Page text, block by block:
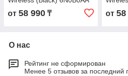
от 58 990 ₸ от 58
О нас
Рейтинг не сформирован
Менее 5 отзывов за последний